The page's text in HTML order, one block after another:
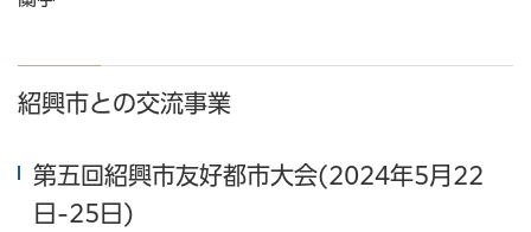
紹興市との交流事業
第五回紹興市友好都市大会(2024年5月22
日-25日)